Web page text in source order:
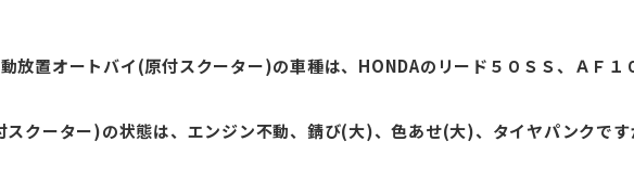
放置オートバイ(原付スクーター)の車種は、HONDAのリード５０ＳＳ、ＡＦ１
クーター)の状態は、エンジン不動、錆び(大)、色あせ(大)、タイヤパンクです